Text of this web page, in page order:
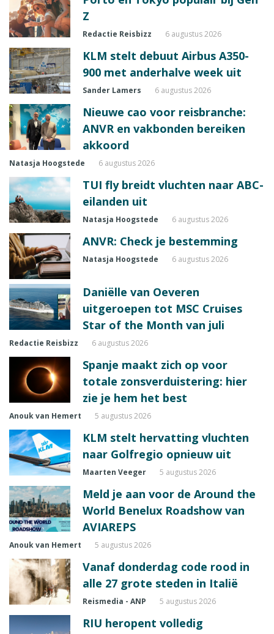
Z
Redactie Reisbizz 6 augustus 2026
KLM stelt debuut Airbus A350-
900 met anderhalve week uit
Sander Lamers 6 augustus 2026
Nieuwe cao voor reisbranche:
ANVR en vakbonden bereiken
akkoord
Natasja Hoogstede 6 augustus 2026
TUI fly breidt vluchten naar ABC-
eilanden uit
Natasja Hoogstede 6 augustus 2026
ANVR: Check je bestemming
Natasja Hoogstede 6 augustus 2026
Daniëlle van Oeveren
uitgeroepen tot MSC Cruises
Star of the Month van juli
Redactie Reisbizz 6 augustus 2026
Spanje maakt zich op voor
totale zonsverduistering: hier
zie je hem het best
Anouk van Hemert 5 augustus 2026
KLM stelt hervatting vluchten
naar Golfregio opnieuw uit
Maarten Veeger 5 augustus 2026
Meld je aan voor de Around the
World Benelux Roadshow van
AVIAREPS
Anouk van Hemert 5 augustus 2026
Vanaf donderdag code rood in
alle 27 grote steden in Italië
Reismedia - ANP 5 augustus 2026
RIU heropent volledig